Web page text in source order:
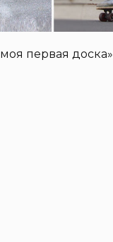
первая